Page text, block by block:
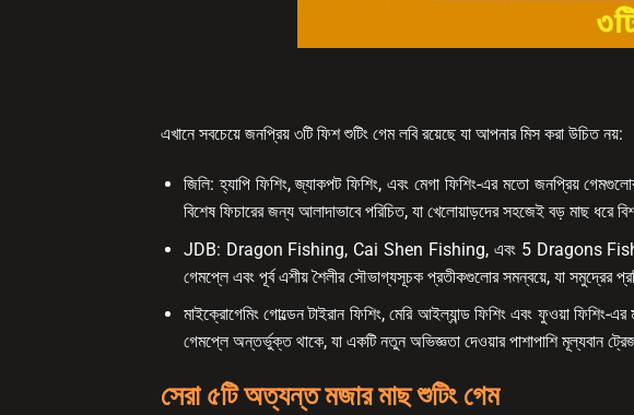
এখানে সবচেয়ে জনপ্রিয় ৩টি ফিশ শুটিং গেম লবি রয়েছে যা আপনার মিস করা উচিত নয়:
জিলি: হ্যাপি ফিশিং, জ্যাকপট ফিশিং, এবং মেগা ফিশিং-এর মতো জনপ্রিয়
বিশেষ ফিচারের জন্য আলাদাভাবে পরিচিত, যা খেলোয়াড়দের সহজেই বড় মাছ ধরে
JDB: Dragon Fishing, Cai Shen Fishing, এবং 5 Dragons Fishing-
গেমপ্লে এবং পূর্ব এশীয় শৈলীর সৌভাগ্যসূচক প্রতীকগুলোর সমন্বয়ে, যা সমুদ্রের
মাইক্রোগেমিং গোল্ডেন টাইরান ফিশিং, মেরি আইল্যান্ড ফিশিং এবং ফুওয়া
গেমপ্লে অন্তর্ভুক্ত থাকে, যা একটি নতুন অভিজ্ঞতা দেওয়ার পাশাপাশি মূল্যবান
সেরা ৫টি অত্যন্ত মজার মাছ শুটিং গেম